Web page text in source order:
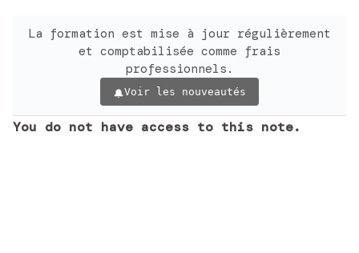
La formation est mise à jour régulièrement
et comptabilisée comme frais
professionnels.
Voir les nouveautés
You do not have access to this note.